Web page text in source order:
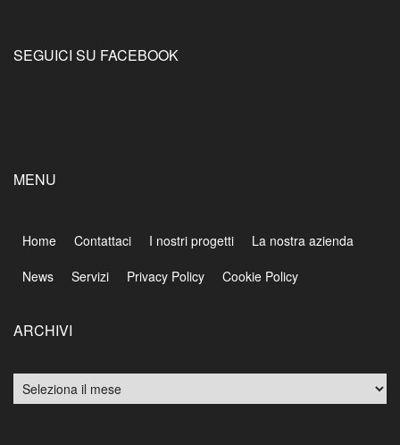
SEGUICI SU FACEBOOK
MENU
Home Contattaci I nostri progetti
La nostra azienda
News
Servizi Privacy Policy Cookie Policy
ARCHIVI
Archivi